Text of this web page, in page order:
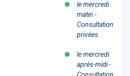
le mercredi
matin -
Consultations
privées
le mercredi
après-midi -